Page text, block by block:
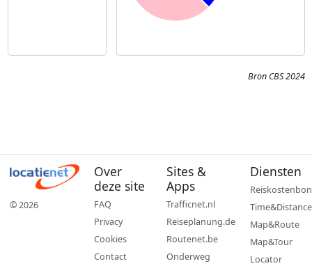
Bron CBS 2024
© 2026
Over
deze site
FAQ
Privacy
Cookies
Contact
Sites &
Apps
Trafficnet.nl
Reiseplanung.de
Routenet.be
Onderweg
Diensten
Reiskostenbon
Time&Distance
Map&Route
Map&Tour
Locator